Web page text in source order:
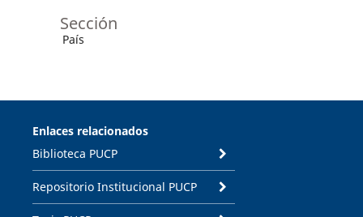
Sección
País
Enlaces relacionados
Biblioteca PUCP
Repositorio Institucional PUCP